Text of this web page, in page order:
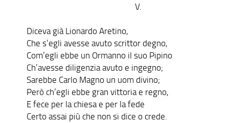
V.
Diceva già Lionardo Aretino,
Che s’egli avesse avuto scrittor degno,
Com’egli ebbe un Ormanno il suo Pipino
Ch’avesse diligenzia avuto e ingegno;
Sarebbe Carlo Magno un uom divino;
Però ch’egli ebbe gran vittoria e regno,
E fece per la chiesa e per la fede
Certo assai più che non si dice o crede.